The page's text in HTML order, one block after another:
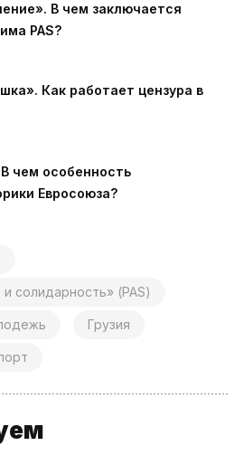
В чем заключается
PAS?
Как работает цензура в
чем особенность
Евросоюза?
солидарность» (PAS)
Грузия